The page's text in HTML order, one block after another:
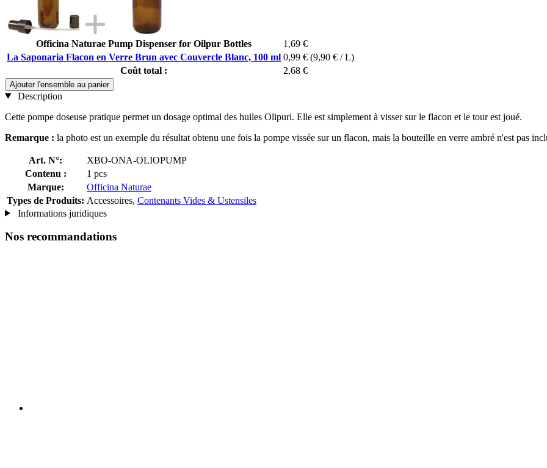
Officina Naturae Pump Dispenser for Oilpur Bottles
1,69 €
La Saponaria Flacon en Verre Brun avec Couvercle Blanc, 100 ml 0,99 € (9,90 € / L)
Coût total :
2,68 €
Ajouter l'ensemble au panier
Description
Cette pompe doseuse pratique permet un dosage optimal des huiles Olipuri. Elle est simplement à visser sur le flacon et le tour est joué.
Remarque : la photo est un exemple du résultat obtenu une fois la pompe vissée sur un flacon, mais la bouteille en verre ambré n'est pas
Art. N°:
XBO-ONA-OLIOPUMP
Contenu :
1 pcs
Marque:
Officina Naturae
Types de Produits: Accessoires, Contenants Vides & Ustensiles
Informations juridiques
Nos recommandations